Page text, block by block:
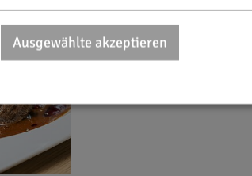
Wildwochen im
Kulinarische
Ausgewählte akzeptieren